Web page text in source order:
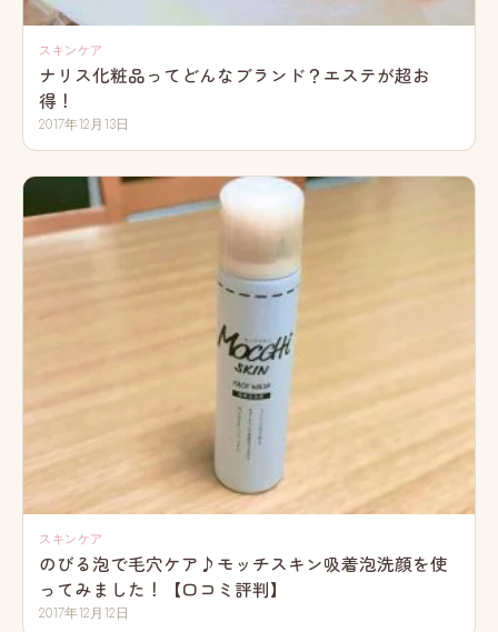
スキンケア
ナリス化粧品ってどんなブランド？エステが超お
得！
2017年12月13日
スキンケア
のびる泡で毛穴ケア♪モッチスキン吸着泡洗顔を使
ってみました！【口コミ評判】
2017年12月12日